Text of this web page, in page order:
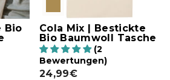
Bio
Cola Mix | Bestickte
Bio Baumwoll Tasche
(2
Bewertungen)
24,99€